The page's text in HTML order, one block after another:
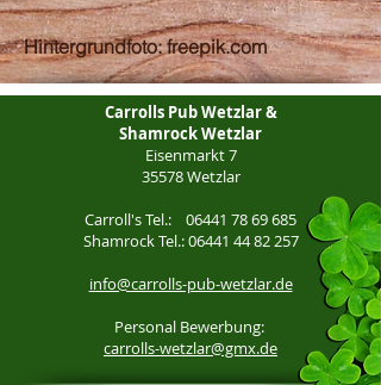
Hintergrundfoto: freepik.com
Carrolls Pub Wetzlar &
Shamrock Wetzlar
Eisenmarkt 7
35578 Wetzlar
Carroll's Tel.: 06441 78 69 685
Shamrock Tel.:06441 44 82 257
info@carrolls-pub-wetzlar.de
Personal Bewerbung:
carrolls-wetzlar@gmx.de